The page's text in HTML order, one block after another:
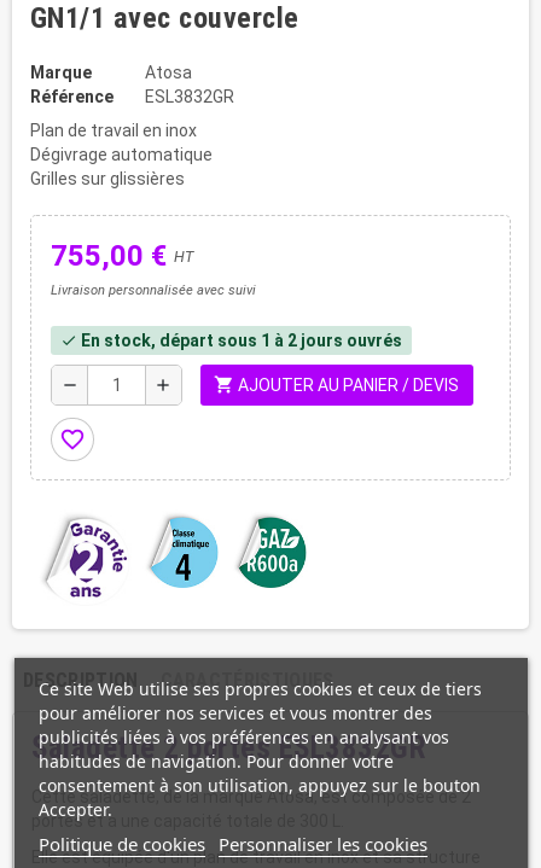
GN1/1 avec couvercle
Marque
Atosa
Référence
ESL3832GR
Plan de travail en inox
Dégivrage automatique
Grilles sur glissières
755,00 € HT
Livraison personnalisée avec suivi
check En stock, départ sous 1 à 2 jours ouvrés
remove add shopping_cart AJOUTER AU PANIER / DEVIS
favorite_border
DESCRIPTION CARACTÉRISTIQUES
Saladette 2 portes ESL3832GR
Cette saladette, de la marque Atosa, est composée de 2
portes et a une capacité totale de 300 L.
Elle est équipée d'un plan de travail en inox et sa structure
Ce site Web utilise ses propres cookies et ceux de tiers
pour améliorer nos services et vous montrer des
publicités liées à vos préférences en analysant vos
habitudes de navigation. Pour donner votre
consentement à son utilisation, appuyez sur le bouton
Accepter.
Politique de cookies Personnaliser les cookies